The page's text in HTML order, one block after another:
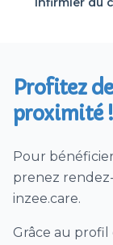
Vaccin
Ablation
Autre
Profitez
proximité !
Pour
prenez
inzee.care.
Grâce au